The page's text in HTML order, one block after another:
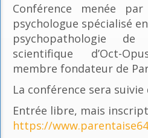
Conférence menée
psychologue spécialisé
psychopathologie de
scientifique d’Oct-
membre fondateur de
La conférence sera suivie
Entrée libre, mais
https://